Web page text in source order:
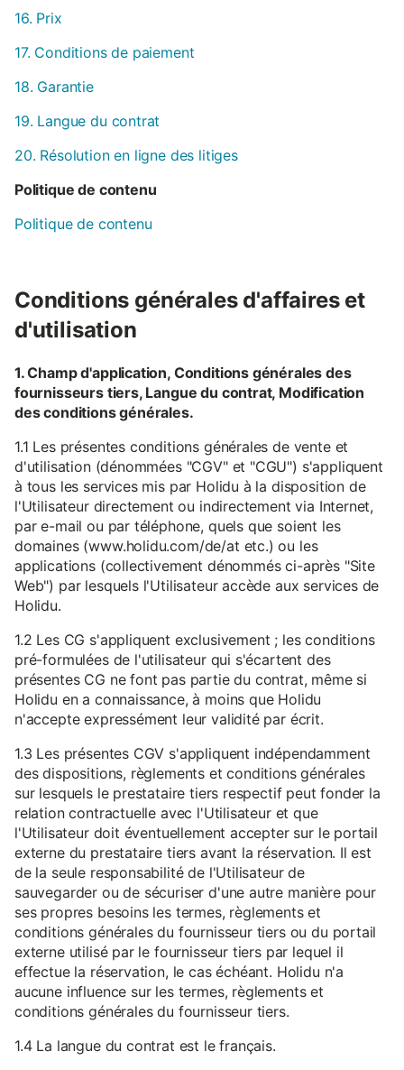
16. Prix
17. Conditions de paiement
18. Garantie
19. Langue du contrat
20. Résolution en ligne des litiges
Politique de contenu
Politique de contenu
Conditions générales d'affaires et
d'utilisation
1. Champ d'application, Conditions générales des
fournisseurs tiers, Langue du contrat, Modification
des conditions générales.
1.1 Les présentes conditions générales de vente et
d'utilisation (dénommées "CGV" et "CGU") s'appliquent
à tous les services mis par Holidu à la disposition de
l'Utilisateur directement ou indirectement via Internet,
par e-mail ou par téléphone, quels que soient les
domaines (www.holidu.com/de/at etc.) ou les
applications (collectivement dénommés ci-après "Site
Web") par lesquels l'Utilisateur accède aux services de
Holidu.
1.2 Les CG s'appliquent exclusivement ; les conditions
pré-formulées de l'utilisateur qui s'écartent des
présentes CG ne font pas partie du contrat, même si
Holidu en a connaissance, à moins que Holidu
n'accepte expressément leur validité par écrit.
1.3 Les présentes CGV s'appliquent indépendamment
des dispositions, règlements et conditions générales
sur lesquels le prestataire tiers respectif peut fonder la
relation contractuelle avec l'Utilisateur et que
l'Utilisateur doit éventuellement accepter sur le portail
externe du prestataire tiers avant la réservation. Il est
de la seule responsabilité de l'Utilisateur de
sauvegarder ou de sécuriser d'une autre manière pour
ses propres besoins les termes, règlements et
conditions générales du fournisseur tiers ou du portail
externe utilisé par le fournisseur tiers par lequel il
effectue la réservation, le cas échéant. Holidu n'a
aucune influence sur les termes, règlements et
conditions générales du fournisseur tiers.
1.4 La langue du contrat est le français.